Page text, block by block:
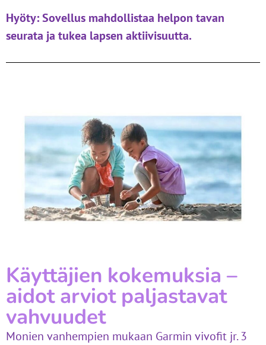
Hyöty:Sovellus mahdollistaa helpon tavan
seurata ja tukea lapsen aktiivisuutta.
Käyttäjien kokemuksia –
aidot arviot paljastavat
vahvuudet
Monien vanhempien mukaan Garmin vivofit jr. 3